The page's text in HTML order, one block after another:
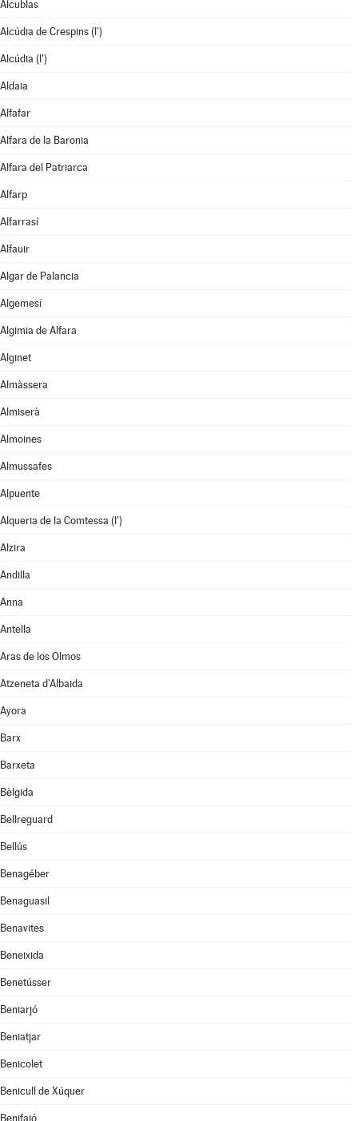
Alcublas
Alcúdia de Crespins (l')
Alcúdia (l')
Aldaia
Alfafar
Alfara de la Baronia
Alfara del Patriarca
Alfarp
Alfarrasí
Alfauir
Algar de Palancia
Algemesí
Algimia de Alfara
Alginet
Almàssera
Almiserà
Almoines
Almussafes
Alpuente
Alqueria de la Comtessa (l')
Alzira
Andilla
Anna
Antella
Aras de los Olmos
Atzeneta d'Albaida
Ayora
Barx
Barxeta
Bèlgida
Bellreguard
Bellús
Benagéber
Benaguasil
Benavites
Beneixida
Benetússer
Beniarjó
Beniatjar
Benicolet
Benicull de Xúquer
Benifaió